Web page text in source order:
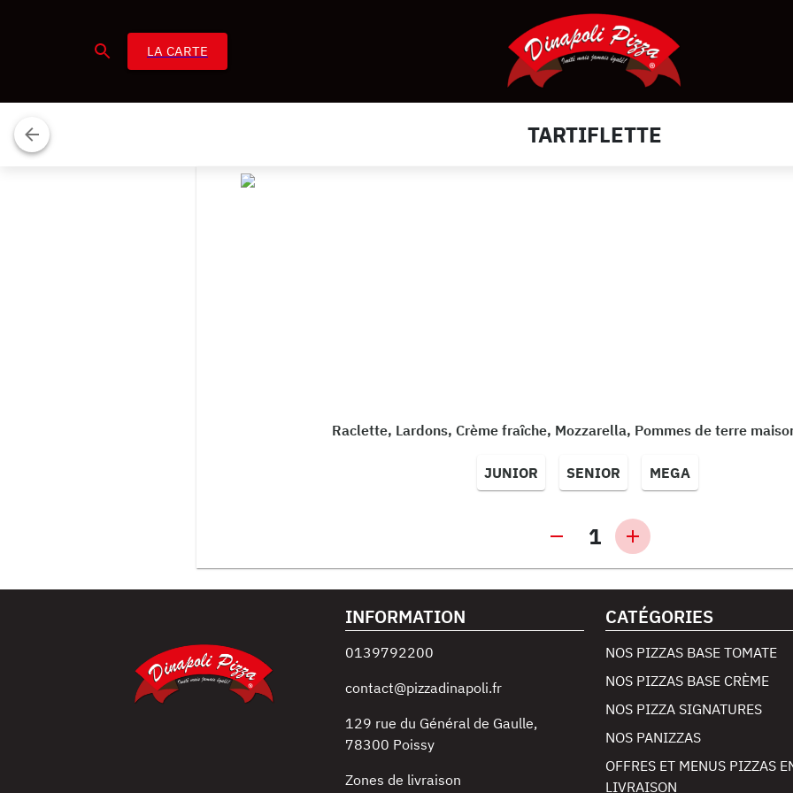
LA CARTE
TARTIFLETTE
Raclette, Lardons, Crème fraîche, Mozzarella, Pommes de terre
JUNIOR SENIOR MEGA
1
INFORMATION
0139792200
contact@pizzadinapoli.fr
129 rue du Général de Gaulle,
78300 Poissy
Zones de livraison
CATÉGORIES
NOS PIZZAS BASE TOMATE
NOS PIZZAS BASE CRÈME
NOS PIZZA SIGNATURES
NOS PANIZZAS
OFFRES ET MENUS PIZZAS
LIVRAISON